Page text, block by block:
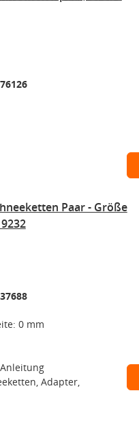
Paar - Größe
0 mm
Adapter,